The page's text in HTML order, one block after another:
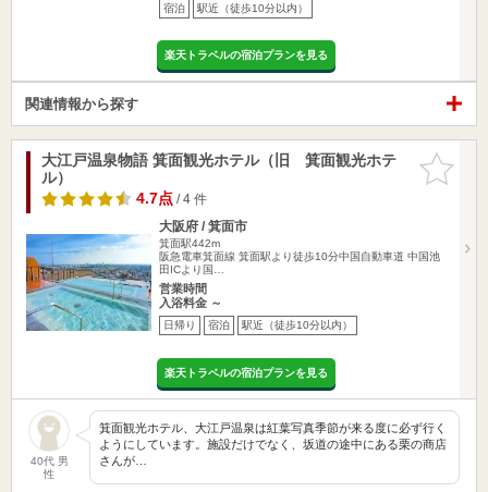
宿泊 駅近（徒歩10分以内）
楽天トラベルの宿泊プランを見る
関連情報から探す
お気に入
りに追加
大江戸温泉物語 箕面観光ホテル（旧 箕面観光ホテ
ル）
4.7点/ 4 件
大阪府 / 箕面市
箕面駅442m
阪急電車箕面線 箕面駅より徒歩10分中国自動車道 中国池
田ICより国…
営業時間
入浴料金 ～
日帰り 宿泊 駅近（徒歩10分以内）
楽天トラベルの宿泊プランを見る
40代 男
性
箕面観光ホテル、大江戸温泉は紅葉写真季節が来る度に必ず行く
ようにしています。施設だけでなく、坂道の途中にある栗の商店
さんが…